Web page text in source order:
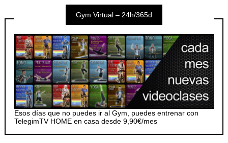
Gym Virtual – 24h/365d
Esos días que no puedes ir al Gym, puedes entrenar con
TelegimTV HOME en casa desde 9,90€/mes